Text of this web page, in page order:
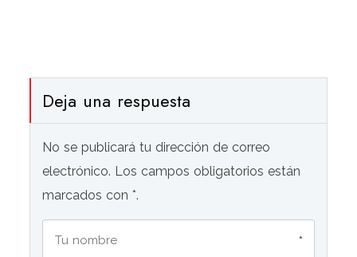
Deja una respuesta
No se publicará tu dirección de correo
electrónico. Los campos obligatorios están
marcados con *.
*